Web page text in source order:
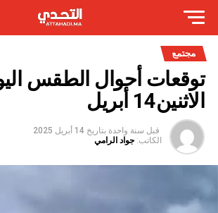
مجتمع
توقعات أحوال الطقس
الاثنين14 أبريل
قبل سنة واحدة بتاريخ 14 أبريل 2025
الكاتب: جواد الرامي